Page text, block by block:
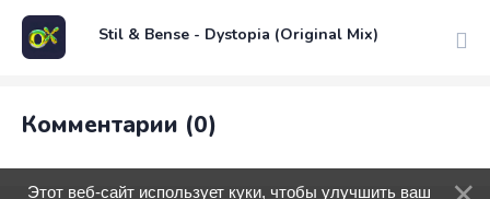
Stil & Bense - Dystopia (Original Mix)
Комментарии (0)
Этот веб-сайт использует куки, чтобы улучшить ваш